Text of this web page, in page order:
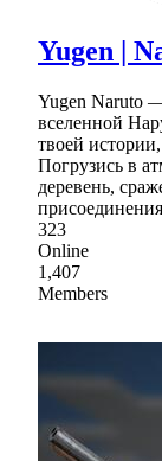
Yugen |
Yugen Naruto
вселенной
твоей
Погрузись в
деревень,
323
Online
1,407
Members